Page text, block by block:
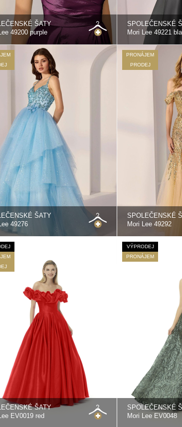
ŠATY
49200 purple
SPOLEČENSKÉ
Mori Lee 49221
ŠATY
49276
PRONÁJEM
PRODEJ
SPOLEČENSKÉ
Mori Lee 49292
ŠATY
EV0019 red
VÝPRODEJ
PRONÁJEM
SPOLEČENSKÉ
Mori Lee EV0048